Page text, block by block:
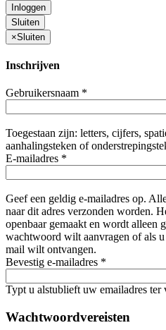
Inloggen
Sluiten
×Sluiten
Inschrijven
Gebruikersnaam *
Toegestaan zijn: letters, cijfers,
aanhalingsteken of
E-mailadres *
Geef een geldig e-mailadres op.
naar dit adres verzonden worden.
openbaar gemaakt en wordt alleen
wachtwoord wilt aanvragen of als
mail wilt ontvangen.
Bevestig e-mailadres *
Typt u alstublieft uw emailadres ter
Wachtwoordvereisten